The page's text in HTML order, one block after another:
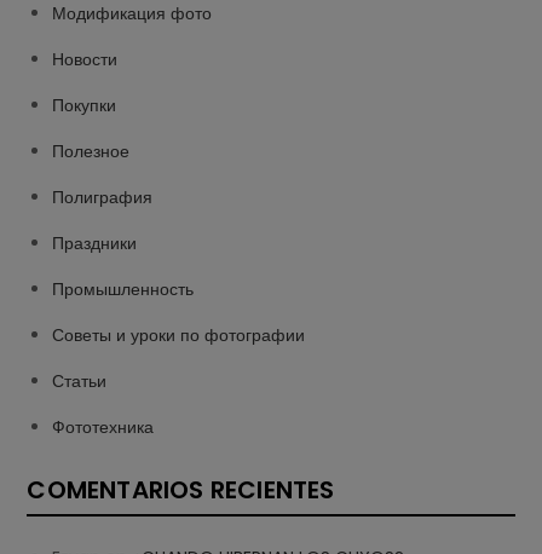
Модификация фото
Новости
Покупки
Полезное
Полиграфия
Праздники
Промышленность
Советы и уроки по фотографии
Статьи
Фототехника
COMENTARIOS RECIENTES